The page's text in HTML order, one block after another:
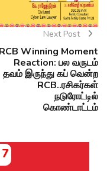
Next Post
RCB Winning Moment
Reaction: பல வருடம்
தவம் இருந்து கப் வென்ற
RCB..ரசிகர்கள்
நடுரோட்டில்
கொண்டாட்டம்